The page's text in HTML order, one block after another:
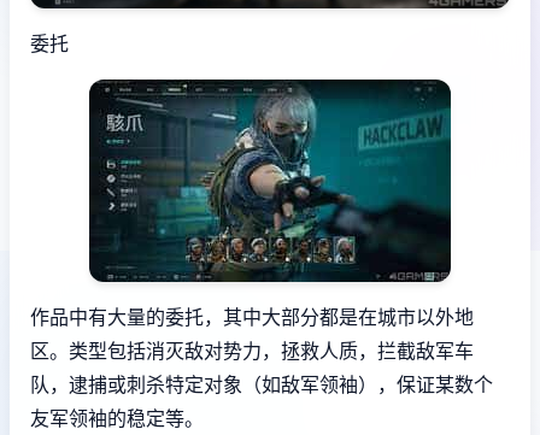
委托
作品中有大量的委托，其中大部分都是在城市以外地
区。类型包括消灭敌对势力，拯救人质，拦截敌军车
队，逮捕或刺杀特定对象（如敌军领袖），保证某数个
友军领袖的稳定等。